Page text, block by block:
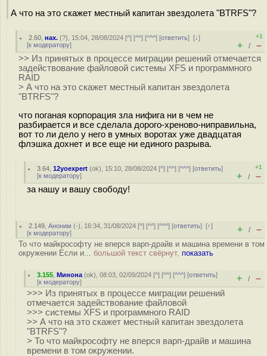
А что на это скажет местный капитан звездолета "BTRFS"?
2.60 ,нах. (?), 15:04, 28/08/2024 [^] [^^] [^^^] [ответить][↓]
[к модератору]
+1
+ / –
>> Из принятых в процессе миграции решений отмечается
задействование файловой системы XFS и программного
RAID
> А что на это скажет местный капитан звездолета
"BTRFS"?
что поганая корпорация зла нифига ни в чем не
разбирается и все сделала дорого-хреново-ниправильна,
вот то ли дело у него в умных воротах уже двадцатая
флэшка дохнет и все еще ни единого разрыва.
3.64 ,12yoexpert (ok), 15:10, 28/08/2024 [^] [^^] [^^^] [ответить]
[к модератору]
+1
+ / –
за нашу и вашу свободу!
2.149 ,Аноним (-), 16:34, 31/08/2024 [^] [^^] [^^^] [ответить][↑]
[к модератору] + / –
То что майкрософту не вперся варп-драйв и машина времени в том
окружении Если и... большой текст свёрнут, показать
3.155 ,Минона (ok), 08:03, 02/09/2024 [^] [^^] [^^^] [ответить]
[к модератору] + / –
>>> Из принятых в процессе миграции решений
отмечается задействование файловой
>>> системы XFS и программного RAID
>> А что на это скажет местный капитан звездолета
"BTRFS"?
> То что майкрософту не вперся варп-драйв и машина
времени в том окружении.